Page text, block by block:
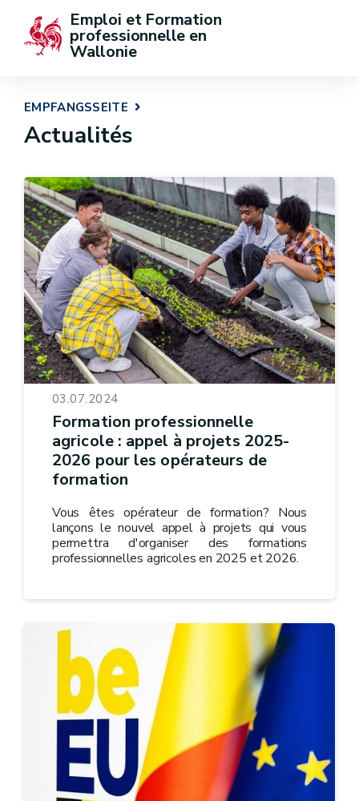
Emploi et Formation
professionnelle en
Wallonie
EMPFANGSSEITE
Actualités
03.07.2024
Formation professionnelle
agricole : appel à projets 2025-
2026 pour les opérateurs de
formation
Vous êtes opérateur de formation? Nous
lançons le nouvel appel à projets qui vous
permettra d'organiser des formations
professionnelles agricoles en 2025 et 2026.